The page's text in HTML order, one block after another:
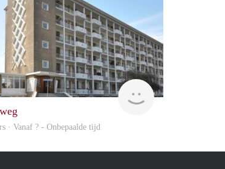
finder
· Vanaf ? - Onbepaalde tijd